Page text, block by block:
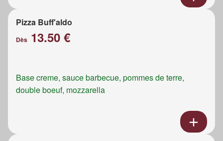
Pizza Buff'aldo
Dès 13.50 €
Base creme, sauce barbecue, pommes de terre,
double boeuf, mozzarella